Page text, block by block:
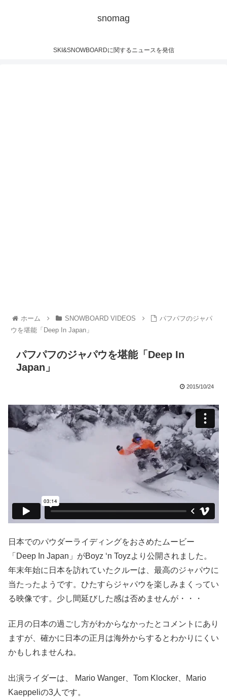
snomag
SKI&SNOWBOARDに関するニュースを発信
ホーム SNOWBOARD VIDEOS
パフパフのジャパ
ウを堪能「Deep In Japan」
パフパフのジャパウを堪能「Deep In
Japan」
2015/10/24
日本でのパウダーライディングをおさめたムービー
「Deep In Japan」がBoyz ‘n Toyzより公開されました。
年末年始に日本を訪れていたクルーは、最高のジャパウに
当たったようです。ひたすらジャパウを楽しみまくってい
る映像です。少し間延びした感は否めませんが・・・
正月の日本の過ごし方がわからなかったとコメントにあり
ますが、確かに日本の正月は海外からするとわかりにくい
かもしれませんね。
出演ライダーは、 Mario Wanger、Tom Klocker、Mario
Kaeppeliの3人です。